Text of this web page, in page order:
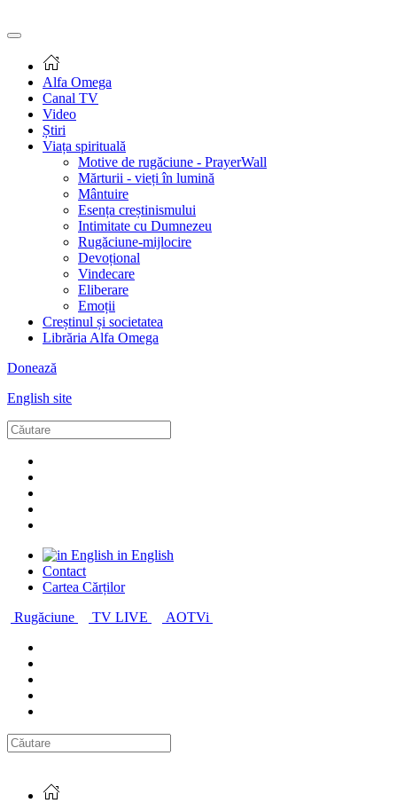
Alfa Omega
Canal TV
Video
Știri
Viața spirituală
Motive de rugăciune - PrayerWall
Mărturii - vieți în lumină
Mântuire
Esența creștinismului
Intimitate cu Dumnezeu
Rugăciune-mijlocire
Devoțional
Vindecare
Eliberare
Emoții
Creștinul și societatea
Librăria Alfa Omega
Donează
English site
in English
Contact
Cartea Cărților
Rugăciune
TV LIVE AOTVi